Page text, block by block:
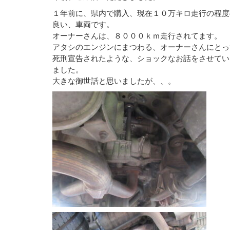
１年前に、県内で購入、現在１０万キロ走行の程
良い、車両です。
オーナーさんは、８０００ｋｍ走行されてます。
アタシのエンジンにまつわる、オーナーさんにとっ
死刑宣告されたような、ショックなお話をさせて
ました。
大きな御世話と思いましたが、、。